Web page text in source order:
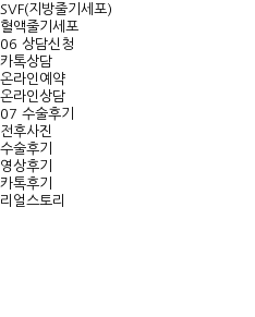
SVF(지방줄기세포)
혈액줄기세포
06 상담신청
카톡상담
온라인예약
온라인상담
07 수술후기
전후사진
수술후기
영상후기
카톡후기
리얼스토리